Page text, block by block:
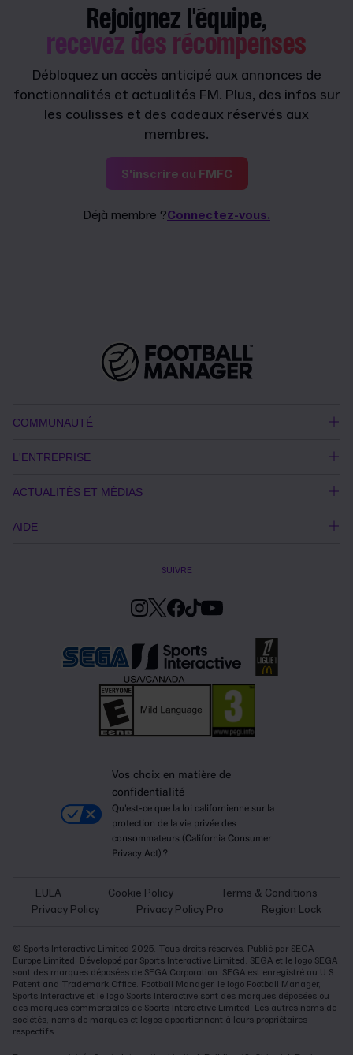
Rejoignez l'équipe,
recevez des récompenses
Débloquez un accès anticipé aux annonces de
fonctionnalités et actualités FM. Plus, des infos sur
les coulisses et des cadeaux réservés aux
membres.
S'inscrire au FMFC
Déjà membre ?Connectez-vous.
COMMUNAUTÉ
L'ENTREPRISE
ACTUALITÉS ET MÉDIAS
AIDE
SUIVRE
Vos choix en matière de
confidentialité
Qu'est-ce que la loi californienne sur la
protection de la vie privée des
consommateurs (California Consumer
Privacy Act) ?
EULA Cookie Policy
Terms & Conditions
Privacy Policy
Privacy Policy Pro Region Lock
© Sports Interactive Limited 2025. Tous droits réservés. Publié par SEGA
Europe Limited. Développé par Sports Interactive Limited. SEGA et le logo SEGA
sont des marques déposées de SEGA Corporation. SEGA est enregistré au U.S.
Patent and Trademark Office. Football Manager, le logo Football Manager,
Sports Interactive et le logo Sports Interactive sont des marques déposées ou
des marques commerciales de Sports Interactive Limited. Les autres noms de
sociétés, noms de marques et logos appartiennent à leurs propriétaires
respectifs.